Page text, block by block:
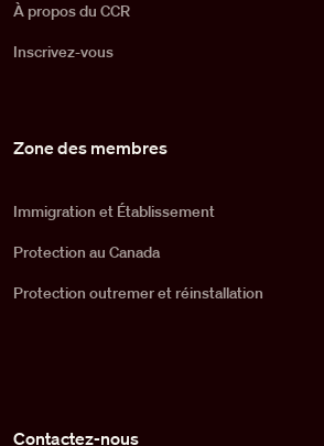
À propos du CCR
Inscrivez-vous
Zone des membres
Immigration et Établissement
Protection au Canada
Protection outremer et réinstallation
Contactez-nous